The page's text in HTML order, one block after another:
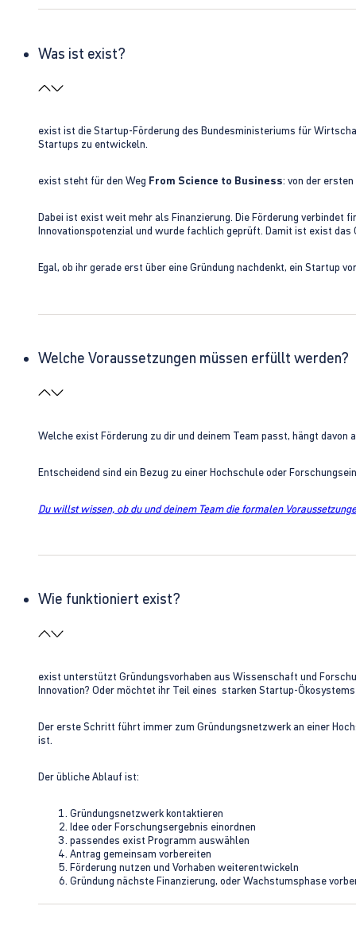
Was ist exist?
exist ist die Startup-Förderung des Bundesministeriums für
Startups zu entwickeln.
exist steht für den Weg From Science to Business: von der
Dabei ist exist weit mehr als Finanzierung. Die Förderung verbindet
Innovationspotenzial und wurde fachlich geprüft. Damit ist exist
Egal, ob ihr gerade erst über eine Gründung nachdenkt, ein Startup
Welche Voraussetzungen müssen erfüllt werden?
Welche exist Förderung zu dir und deinem Team passt, hängt
Entscheidend sind ein Bezug zu einer Hochschule oder
Du willst wissen, ob du und deinem Team die formalen
Wie funktioniert exist?
exist unterstützt Gründungsvorhaben aus Wissenschaft und
Innovation? Oder möchtet ihr Teil eines starken Startup-
Der erste Schritt führt immer zum Gründungsnetzwerk an einer
ist.
Der übliche Ablauf ist:
Gründungsnetzwerk kontaktieren
Idee oder Forschungsergebnis einordnen
passendes exist Programm auswählen
Antrag gemeinsam vorbereiten
Förderung nutzen und Vorhaben weiterentwickeln
Gründung nächste Finanzierung, oder Wachstumsphase